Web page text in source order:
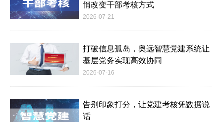
悄改变干部考核方式
2026-07-21
打破信息孤岛，奥远智慧党建系统让
基层党务实现高效协同
2026-07-16
告别印象打分，让党建考核凭数据说
话